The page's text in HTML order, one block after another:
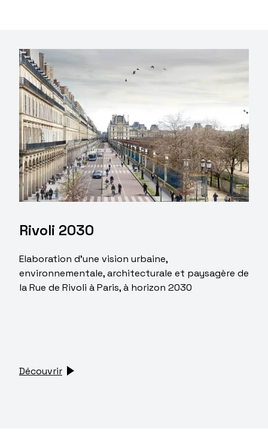
Rivoli 2030
Elaboration d’une vision urbaine,
environnementale, architecturale et paysagère de
la Rue de Rivoli à Paris, à horizon 2030
Découvrir